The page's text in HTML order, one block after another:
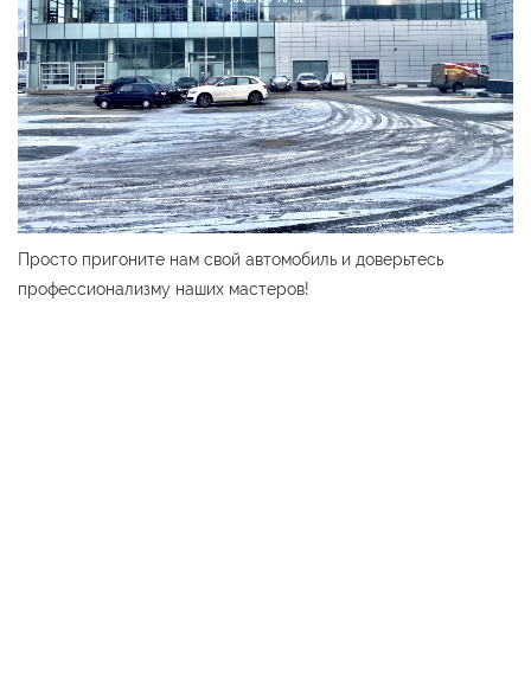
Просто пригоните нам свой автомобиль и доверьтесь
профессионализму наших мастеров!